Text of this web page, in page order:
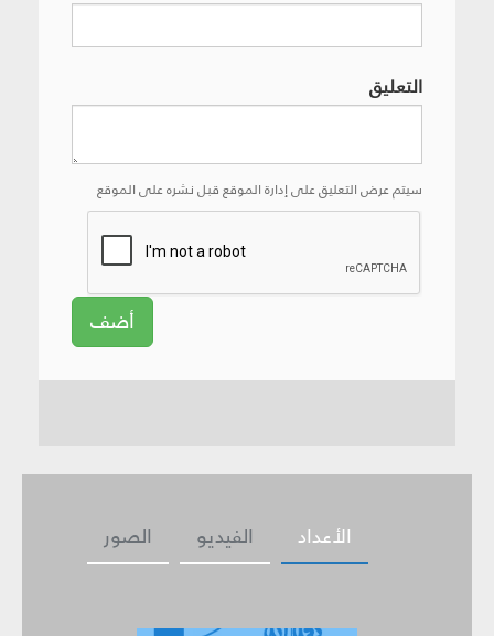
التعليق
سيتم عرض التعليق على إدارة الموقع قبل نشره على الموقع
أضف
الصور الفيديو الأعداد